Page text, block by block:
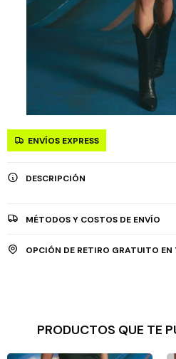
ENVÍOS EXPRESS
DESCRIPCIÓN
MÉTODOS Y COSTOS DE ENVÍO
OPCIÓN DE RETIRO GRATUITO EN
PRODUCTOS QUE TE